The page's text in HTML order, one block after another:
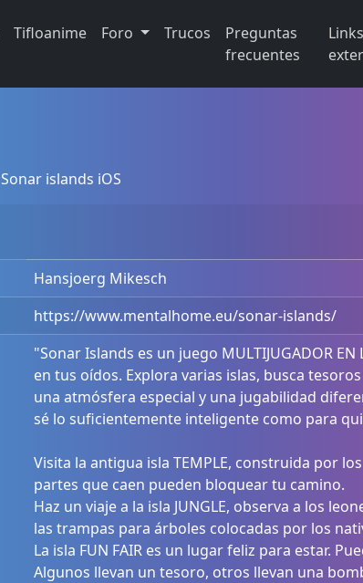
Tifloanime Foro Trucos
Preguntas
frecuentes
Links
Sonar islands iOS
Hansjoerg Mikesch
https://www.mentalhome.eu/sonar-islands/
"Sonar Islands es un juego MULTIJUGADOR
en tus oídos. Explora varias islas, busca
una atmósfera especial y una jugabilidad
sé lo suficientemente inteligente como para
Visita la antigua isla TEMPLE, construida por
partes que caen pueden bloquear tu camino.
Haz un viaje a la isla JUNGLE, observa a los
las trampas para árboles colocadas por los
La isla FUN FAIR es un lugar feliz para estar.
Algunos llevan un tesoro, otros llevan una